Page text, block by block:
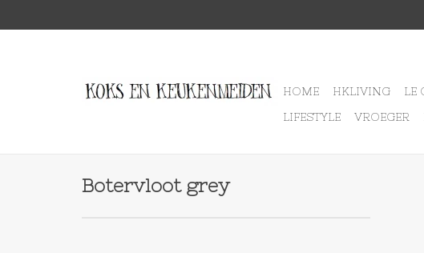
HOME HKLIVING LE
LIFESTYLE
VROEGER
Botervloot grey